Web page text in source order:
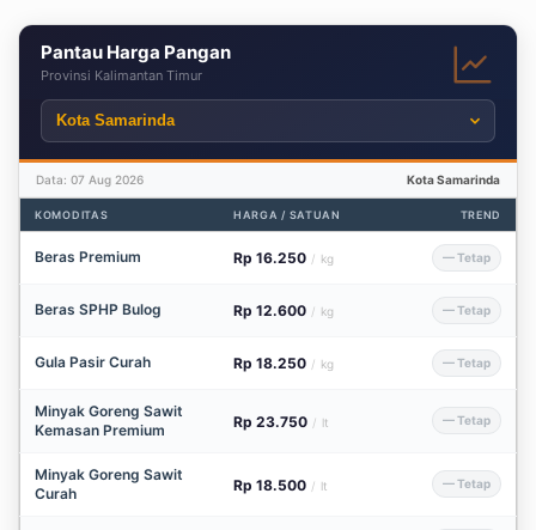
Pantau Harga Pangan
Provinsi Kalimantan Timur
Data: 07 Aug 2026 Kota Samarinda
KOMODITAS HARGA / SATUAN TREND
Beras Premium Rp 16.250 / kg — Tetap
Beras SPHP Bulog Rp 12.600 / kg — Tetap
Gula Pasir Curah Rp 18.250 / kg — Tetap
Minyak Goreng Sawit
Kemasan Premium
Rp 23.750 / lt — Tetap
Minyak Goreng Sawit
Curah
Rp 18.500 / lt — Tetap